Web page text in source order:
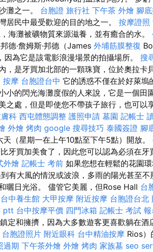
灘之一。 台胞證 旅行社 下午茶 外燴 腳
居民中最受歡迎的目的地之一。 按摩證照
海灘被礦物質來源滋養，並有癒合的水。
德·詹姆斯·邦德（James 外埔筋膜整復
為它是該電影浪漫場景的拍攝場所。 搜
，是牙買加北部的一顆珠寶，位於奧拉卡
按摩 台胞證台中 它的誘惑不僅在於好萊塢
小的閃光海灘度假的人來說，它是一個田
之處，但是即使您不帶孩子旅行，也可以
科 西屯體態調整 護照申請 墓園 記帳士
外燴 烤肉 google 搜尋技巧 泰國簽證 腳
（星期一在上午10點至下午5點）開放。
牙買加美食了，因此您可以認為必須在牙
外燴 記帳士 考前 如果您想在輕鬆的花園
有大風的情況或波浪，多雨的陽光甚至
曬日光浴。 儘管它美麗，但Rose Hall 台
台中養生館 大甲按摩 附近按摩 台胞證台北
ptt 台中按摩平價 四門冰箱 記帳士 考試 報
定和擁擠，因為大多數遊客更喜歡躺在
台胞證照片 附近眼科 台中精油按摩 Rios）
過期 下午茶外燴 外燴 烤肉 家族墓 seo